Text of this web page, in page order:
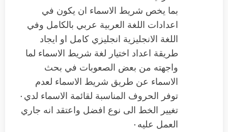
بما يخص شريط الاسماء ان يكون في
اعدادات اللغة العربية عربي بالكامل وفي
اللغة الانجليزية انجليزي كامل او ايجاد
طريقة اعداد اختيار لغة شريط الاسماء لما
واجهته من بعض الصعوبات في بحث
الاسماء عن طريق شريط الاسماء لعدم
توفر الحروف المناسبة لقائمة الاسماء لدي٠
تغيير الخط الى نوع افضل واعتقد انه جاري
العمل عليه٠